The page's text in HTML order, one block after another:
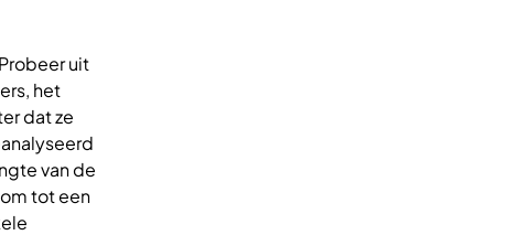
uit
het
dat ze
van de
tot een